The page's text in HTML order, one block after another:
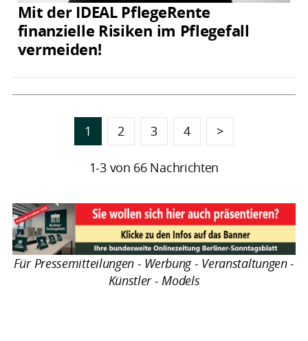
Mit der IDEAL PflegeRente
finanzielle Risiken im Pflegefall
vermeiden!
1 2 3 4 >
1-3 von 66 Nachrichten
Für Pressemitteilungen - Werbung - Veranstaltungen -
Künstler - Models